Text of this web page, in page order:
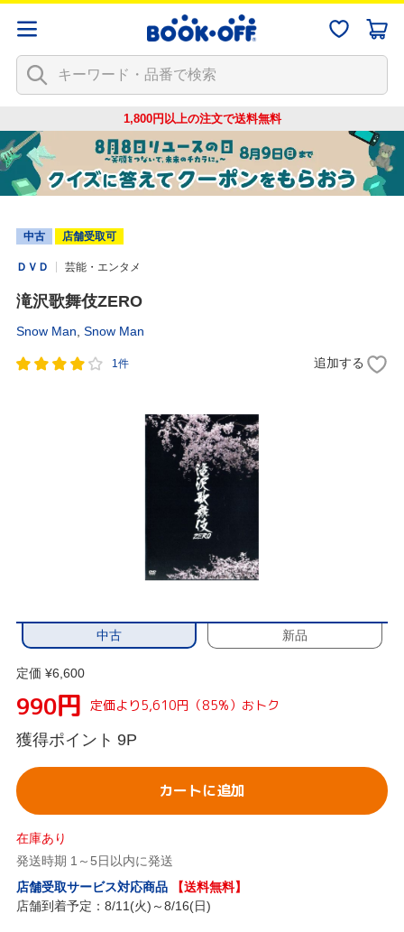
1,800円以上の注文で送料無料
中古 店舗受取可
ＤＶＤ 芸能・エンタメ
滝沢歌舞伎ZERO
Snow Man Snow Man
1件 追加する
中古 新品
定価 ¥6,600
990円 定価より5,610円（85%）おトク
獲得ポイント 9P
カートに追加
在庫あり
発送時期 1～5日以内に発送
店舗受取サービス対応商品
【送料無料】
店舗到着予定：8/11(火)～8/16(日)